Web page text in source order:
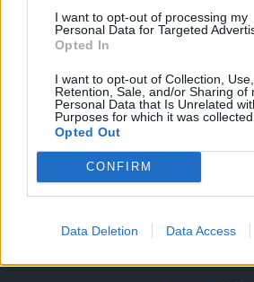
I want to opt-out of processing my
Personal Data for Targeted
Opted In
I want to opt-out of Collection, Use,
Retention, Sale, and/or Sharing of
Personal Data that Is Unrelated
Purposes for which it was collected.
Opted Out
CONFIRM
Data Deletion Data Access
Kötéslisták: BÉT elmúlt 2 év
kötéslistái
Előfizetés
MÁR ELŐFIZETŐNK VAGY?